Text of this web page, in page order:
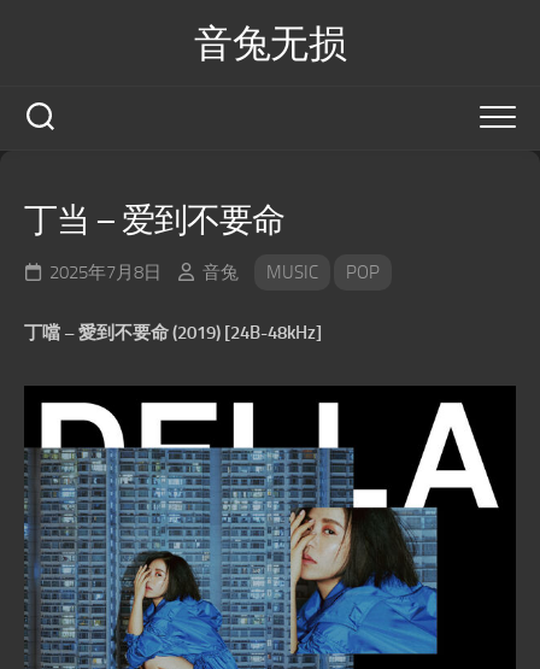
音兔无损
丁当 – 爱到不要命
2025年7月8日 音兔 MUSIC POP
丁噹 – 愛到不要命 (2019) [24B-48kHz]